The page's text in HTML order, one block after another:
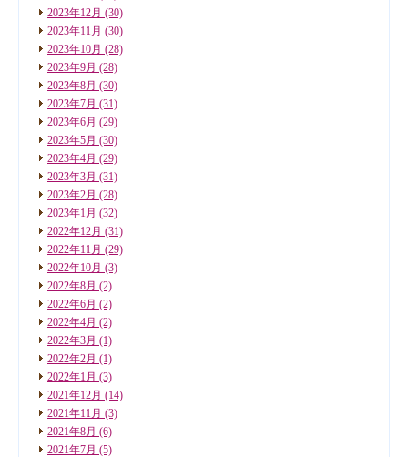
2023年12月 (30)
2023年11月 (30)
2023年10月 (28)
2023年9月 (28)
2023年8月 (30)
2023年7月 (31)
2023年6月 (29)
2023年5月 (30)
2023年4月 (29)
2023年3月 (31)
2023年2月 (28)
2023年1月 (32)
2022年12月 (31)
2022年11月 (29)
2022年10月 (3)
2022年8月 (2)
2022年6月 (2)
2022年4月 (2)
2022年3月 (1)
2022年2月 (1)
2022年1月 (3)
2021年12月 (14)
2021年11月 (3)
2021年8月 (6)
2021年7月 (5)